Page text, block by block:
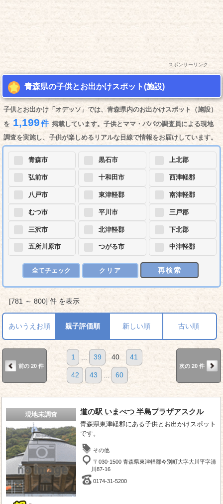
スポンサーリンク
青森県の子供とお出かけスポット(施設)
子供とお出かけ「オデッソ」では、青森県内のお出かけスポット（施設）
を 1,199件 掲載しています。子供とママ・パパの調査員による現地
調査を実施し、子供が楽しめるリアルな目線で情報をお届けしています。
青森市
弘前市
八戸市
むつ市
三沢市
五所川原市
黒石市
十和田市
東津軽郡
平川市
北津軽郡
つがる市
上北郡
西津軽郡
南津軽郡
三戸郡
下北郡
中津軽郡
全てチェック クリア 再検索
[781 ～ 800] 件 を表示
あいうえお順 親子評価順 新しい順 古い順
前の 20 件
1 39 40 41
42 43 60
次の 20 件
現地未調査 道の駅 いまべつ 半島プラザアスクル
青森県東津軽郡にある子供とお出かけスポット
です。
その他
〒030-1500 青森県東津軽郡今別町大字大川平字清
川87-16
0174-31-5200